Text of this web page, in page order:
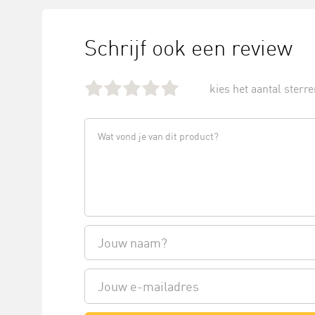
Schrijf ook een review
kies het aantal